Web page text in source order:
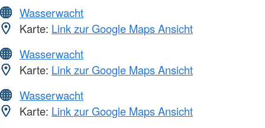
Wasserwacht
Karte: Link zur Google Maps Ansicht
Wasserwacht
Karte: Link zur Google Maps Ansicht
Wasserwacht
Karte: Link zur Google Maps Ansicht